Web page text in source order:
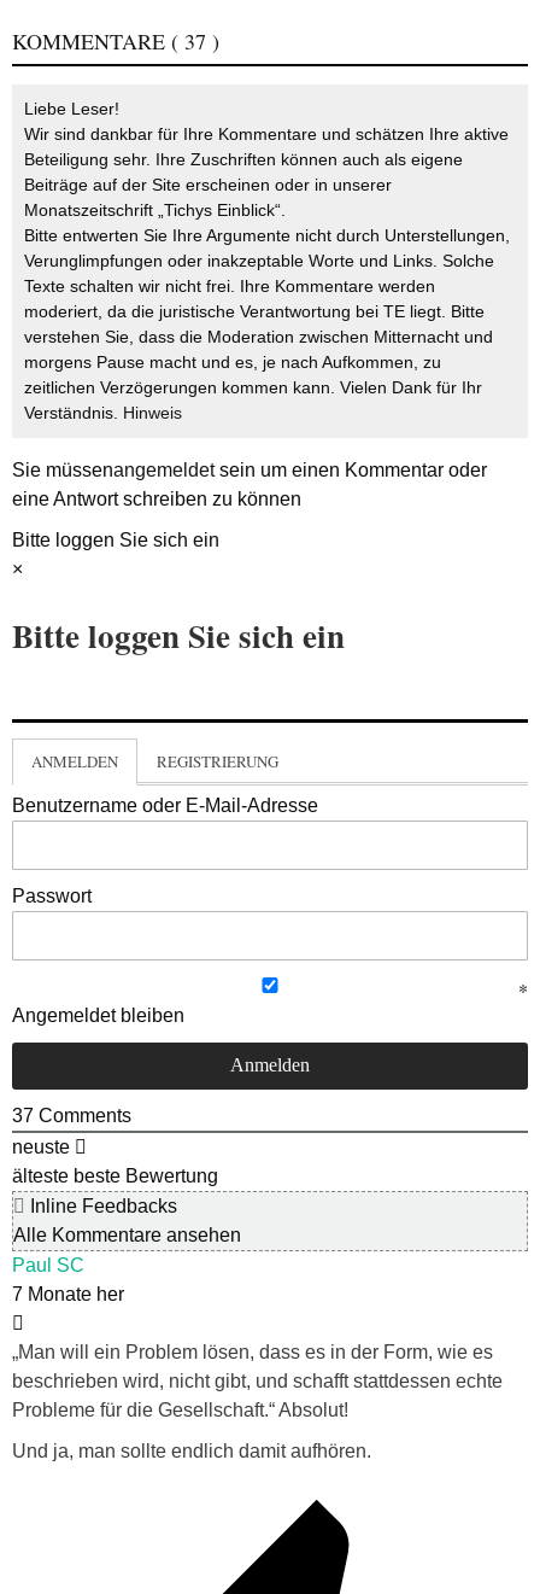
KOMMENTARE ( 37 )
Liebe Leser!
Wir sind dankbar für Ihre Kommentare und schätzen Ihre aktive
Beteiligung sehr. Ihre Zuschriften können auch als eigene
Beiträge auf der Site erscheinen oder in unserer
Monatszeitschrift „Tichys Einblick“.
Bitte entwerten Sie Ihre Argumente nicht durch Unterstellungen,
Verunglimpfungen oder inakzeptable Worte und Links. Solche
Texte schalten wir nicht frei. Ihre Kommentare werden
moderiert, da die juristische Verantwortung bei TE liegt. Bitte
verstehen Sie, dass die Moderation zwischen Mitternacht und
morgens Pause macht und es, je nach Aufkommen, zu
zeitlichen Verzögerungen kommen kann. Vielen Dank für Ihr
Verständnis. Hinweis
Sie müssenangemeldetsein um einen Kommentar oder
eine Antwort schreiben zu können
Bitte loggen Sie sich ein
×
Bitte loggen Sie sich ein
ANMELDEN REGISTRIERUNG
Benutzername oder E-Mail-Adresse
Passwort
Angemeldet bleiben
37 Comments
neuste
älteste beste Bewertung
Inline Feedbacks
Alle Kommentare ansehen
Paul SC
7 Monate her
„Man will ein Problem lösen, dass es in der Form, wie es
beschrieben wird, nicht gibt, und schafft stattdessen echte
Probleme für die Gesellschaft.“ Absolut!
Und ja, man sollte endlich damit aufhören.